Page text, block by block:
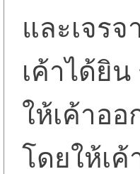
และเจร
เค้าได้ยิ
ให้เค้าออ
โดยให้เค้